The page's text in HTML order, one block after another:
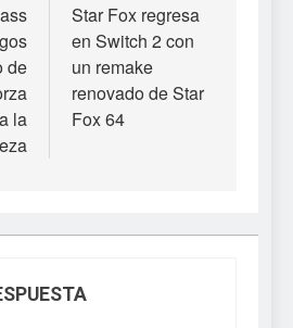
de
la
Star Fox regresa
en Switch 2 con
un remake
renovado de Star
Fox 64